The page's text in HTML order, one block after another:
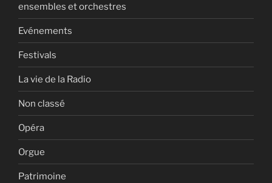
ensembles et orchestres
Evénements
Festivals
La vie de la Radio
Non classé
Opéra
Orgue
Patrimoine